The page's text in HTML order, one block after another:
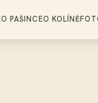
O PAŠINCEO KOLÍNĚ